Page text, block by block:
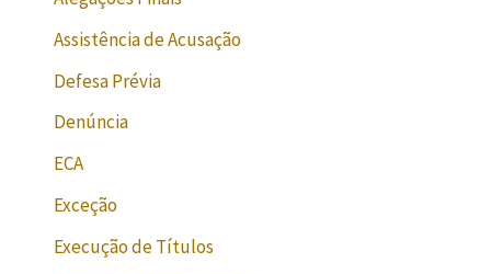
Assistência de Acusação
Defesa Prévia
Denúncia
ECA
Exceção
Execução de Títulos